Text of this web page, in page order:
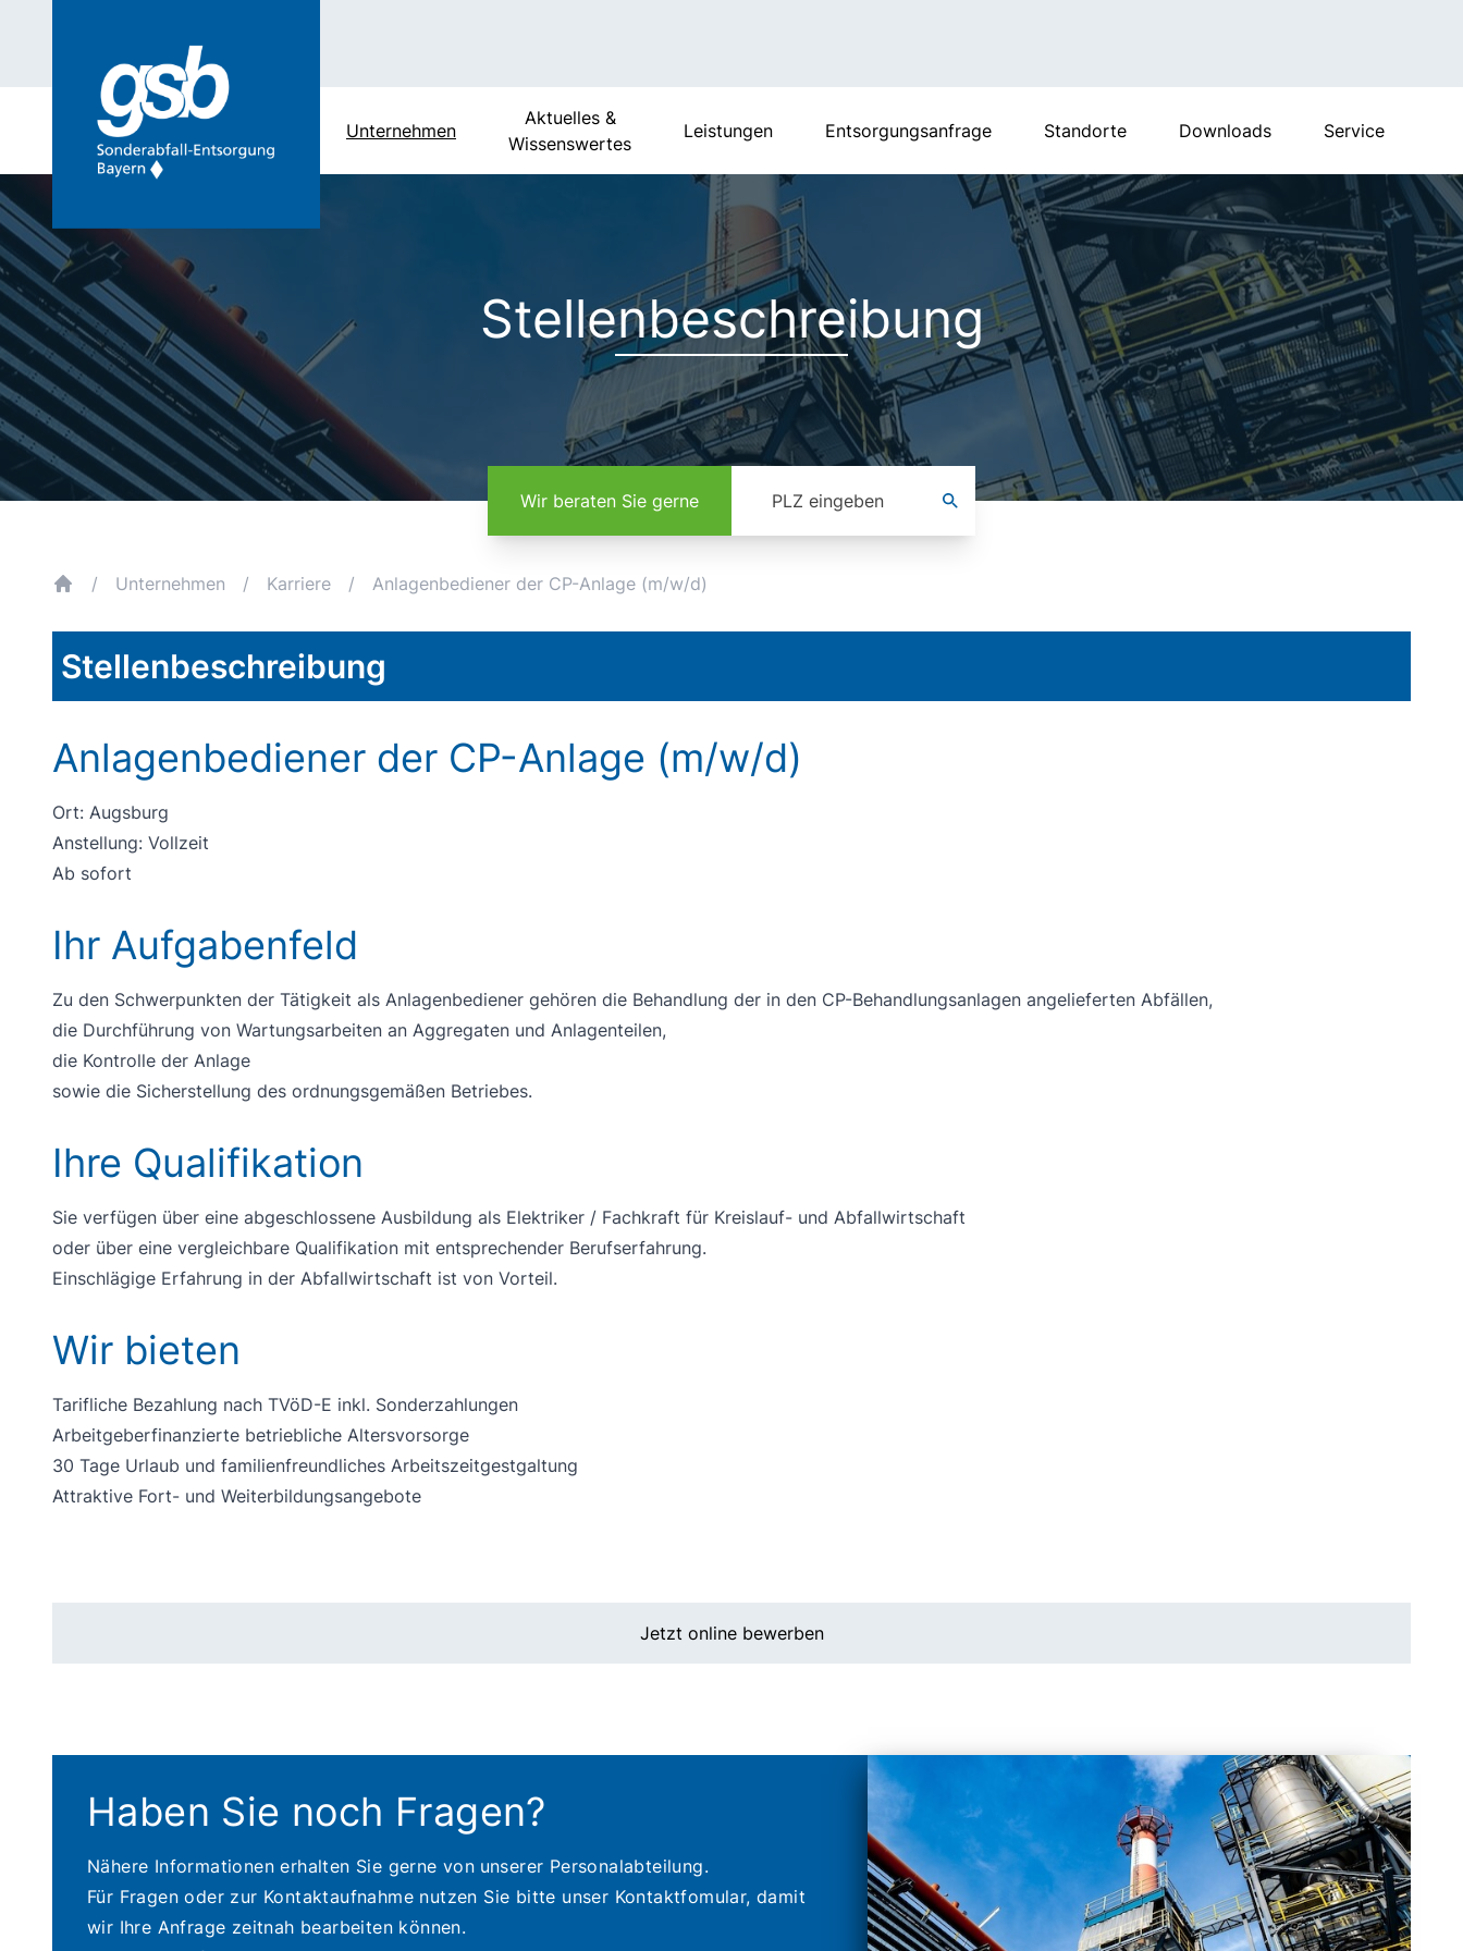
Unternehmen
Aktuelles &
Wissenswertes
Leistungen Entsorgungsanfrage Standorte Downloads Service
Stellenbeschreibung
Wir beraten Sie gerne
/ Unternehmen / Karriere / Anlagenbediener der CP-Anlage (m/w/d)
Stellenbeschreibung
Anlagenbediener der CP-Anlage (m/w/d)
Ort: Augsburg
Anstellung: Vollzeit
Ab sofort
Ihr Aufgabenfeld
Zu den Schwerpunkten der Tätigkeit als Anlagenbediener gehören die Behandlung der in den CP-Behandlungsanlagen angelieferten Abfällen,
die Durchführung von Wartungsarbeiten an Aggregaten und Anlagenteilen,
die Kontrolle der Anlage
sowie die Sicherstellung des ordnungsgemäßen Betriebes.
Ihre Qualifikation
Sie verfügen über eine abgeschlossene Ausbildung als Elektriker / Fachkraft für Kreislauf- und Abfallwirtschaft
oder über eine vergleichbare Qualifikation mit entsprechender Berufserfahrung.
Einschlägige Erfahrung in der Abfallwirtschaft ist von Vorteil.
Wir bieten
Tarifliche Bezahlung nach TVöD-E inkl. Sonderzahlungen
Arbeitgeberfinanzierte betriebliche Altersvorsorge
30 Tage Urlaub und familienfreundliches Arbeitszeitgestgaltung
Attraktive Fort- und Weiterbildungsangebote
Jetzt online bewerben
Haben Sie noch Fragen?
Nähere Informationen erhalten Sie gerne von unserer Personalabteilung.
Für Fragen oder zur Kontaktaufnahme nutzen Sie bitte unser Kontaktfomular, damit
wir Ihre Anfrage zeitnah bearbeiten können.